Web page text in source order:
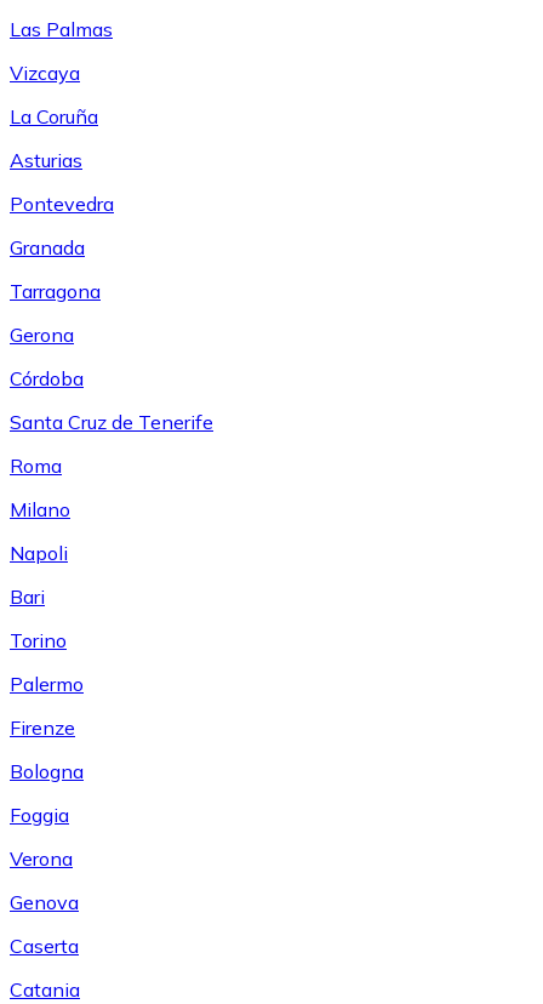
Las Palmas
Vizcaya
La Coruña
Asturias
Pontevedra
Granada
Tarragona
Gerona
Córdoba
Santa Cruz de Tenerife
Roma
Milano
Napoli
Bari
Torino
Palermo
Firenze
Bologna
Foggia
Verona
Genova
Caserta
Catania